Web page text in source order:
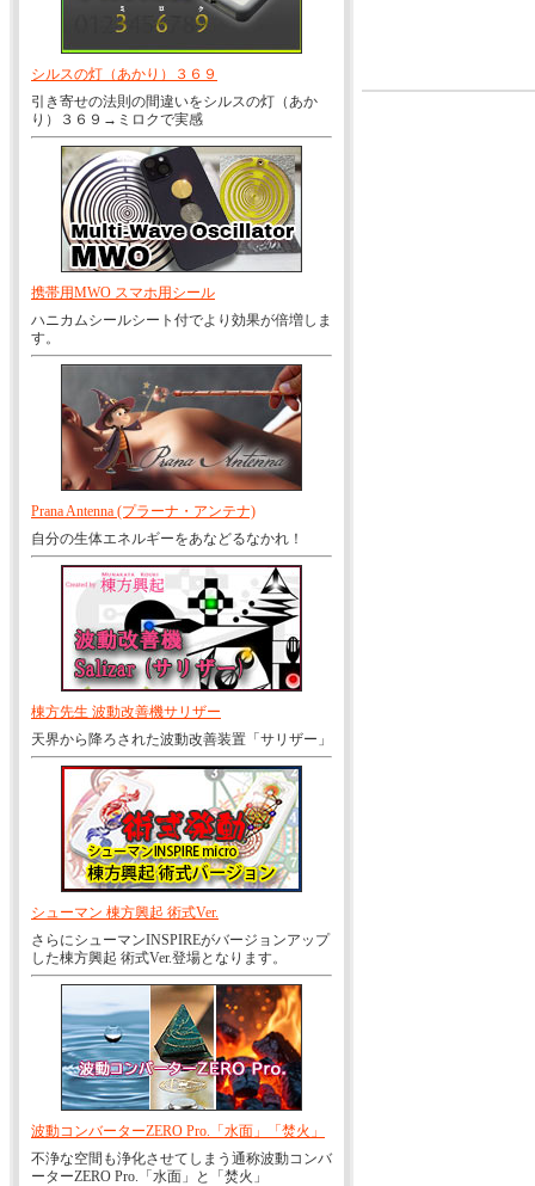
シルスの灯（あかり）３６９
引き寄せの法則の間違いをシルスの灯（あか
り）３６９→ミロクで実感
携帯用MWO スマホ用シール
ハニカムシールシート付でより効果が倍増しま
す。
Prana Antenna (プラーナ・アンテナ)
自分の生体エネルギーをあなどるなかれ！
棟方先生 波動改善機サリザー
天界から降ろされた波動改善装置「サリザー」
シューマン 棟方興起 術式Ver.
さらにシューマンINSPIREがバージョンアップ
した棟方興起 術式Ver.登場となります。
波動コンバーターZERO Pro.「水面」「焚火」
不浄な空間も浄化させてしまう通称波動コンバ
ーターZERO Pro.「水面」と「焚火」